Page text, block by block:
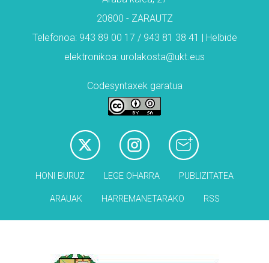
20800 - ZARAUTZ
Telefonoa: 943 89 00 17 / 943 81 38 41 | Helbide
elektronikoa: urolakosta@ukt.eus
Codesyntaxek garatua
HONI BURUZ LEGE OHARRA PUBLIZITATEA
ARAUAK HARREMANETARAKO RSS